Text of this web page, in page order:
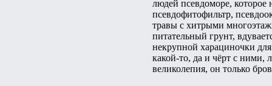
людей псевдоморе, которое
псевдофитофильтр,
травы с хитрыми
питательный грунт,
некрупной харациночки
какой-то, да и чёрт с ними,
великолепия, он только